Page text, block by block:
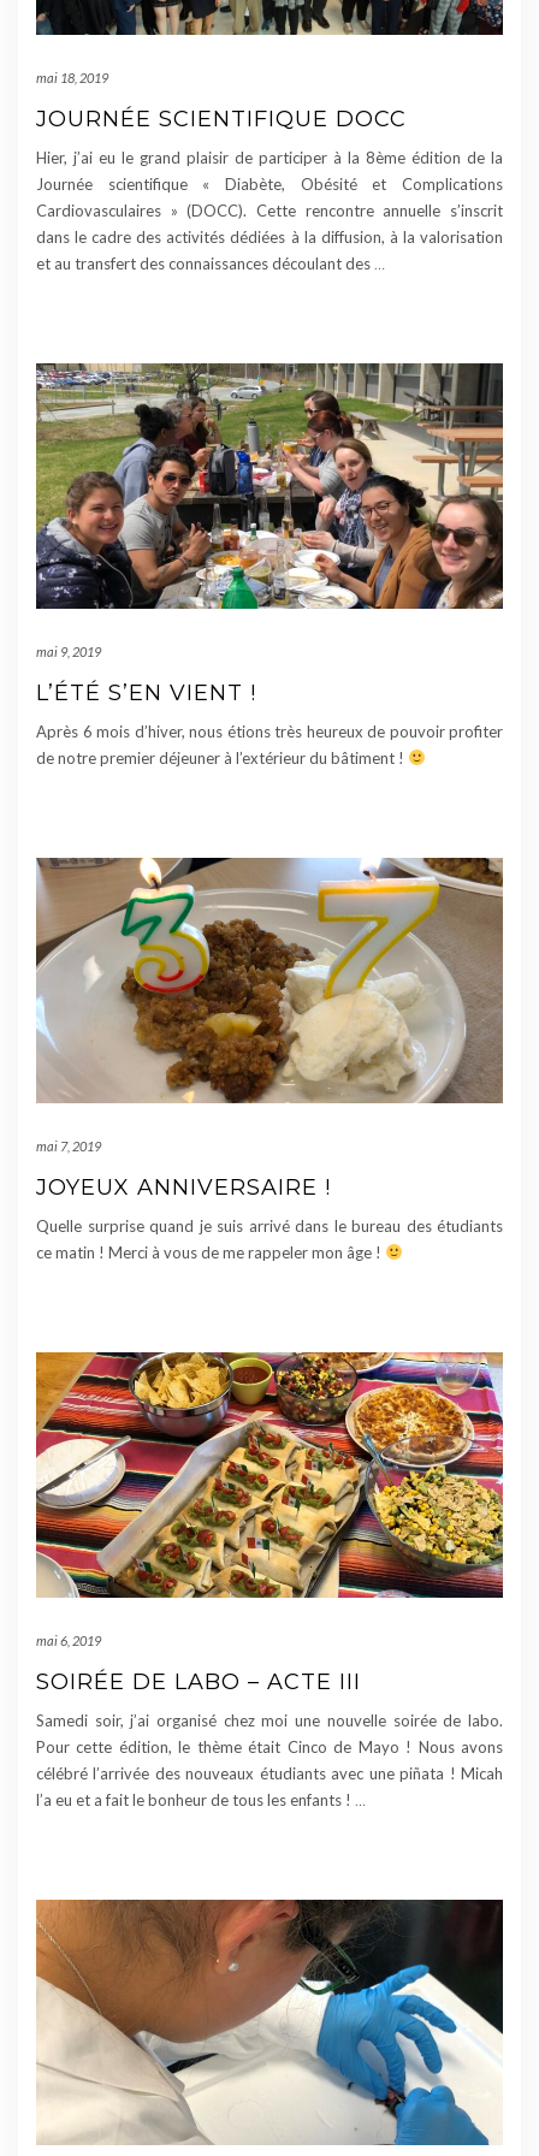
mai 18, 2019
JOURNÉE SCIENTIFIQUE DOCC
Hier, j’ai eu le grand plaisir de participer à la 8ème édition de la
Journée scientifique « Diabète, Obésité et Complications
Cardiovasculaires » (DOCC). Cette rencontre annuelle s’inscrit
dans le cadre des activités dédiées à la diffusion, à la valorisation
et au transfert des connaissances découlant des …
mai 9, 2019
L’ÉTÉ S’EN VIENT !
Après 6 mois d’hiver, nous étions très heureux de pouvoir profiter
de notre premier déjeuner à l’extérieur du bâtiment !
mai 7, 2019
JOYEUX ANNIVERSAIRE !
Quelle surprise quand je suis arrivé dans le bureau des étudiants
ce matin ! Merci à vous de me rappeler mon âge !
mai 6, 2019
SOIRÉE DE LABO – ACTE III
Samedi soir, j’ai organisé chez moi une nouvelle soirée de labo.
Pour cette édition, le thème était Cinco de Mayo ! Nous avons
célébré l’arrivée des nouveaux étudiants avec une piñata ! Micah
l’a eu et a fait le bonheur de tous les enfants ! …